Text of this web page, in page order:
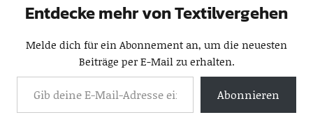
Entdecke mehr von Textilvergehen
Melde dich für ein Abonnement an, um die neuesten
Beiträge per E-Mail zu erhalten.
Abonnieren